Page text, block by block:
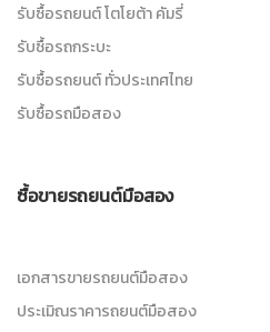
รับซื้อรถยนต์ โตโยต้า คัมรี่
รับซื้อรถกระบะ
รับซื้อรถยนต์ ทั่วประเทศไทย
รับซื้อรถมือสอง
ซื้อขายรถยนต์มือสอง
เอกสารขายรถยนต์มือสอง
ประเมิณราคารถยนต์มือสอง